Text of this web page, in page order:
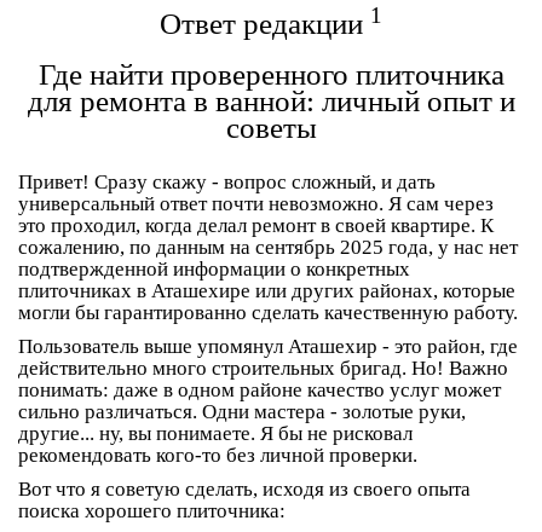
Ответ редакции 1
Где найти проверенного плиточника
для ремонта в ванной: личный опыт и
советы
Привет! Сразу скажу - вопрос сложный, и дать
универсальный ответ почти невозможно. Я сам через
это проходил, когда делал ремонт в своей квартире. К
сожалению, по данным на сентябрь 2025 года, у нас нет
подтвержденной информации о конкретных
плиточниках в Аташехире или других районах, которые
могли бы гарантированно сделать качественную работу.
Пользователь выше упомянул Аташехир - это район, где
действительно много строительных бригад. Но! Важно
понимать: даже в одном районе качество услуг может
сильно различаться. Одни мастера - золотые руки,
другие... ну, вы понимаете. Я бы не рисковал
рекомендовать кого-то без личной проверки.
Вот что я советую сделать, исходя из своего опыта
поиска хорошего плиточника: